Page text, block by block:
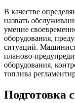
В качестве
назвать
умение
оборудования,
ситуаций. Машинист
планово-
оборудования,
топлива
Подготовка